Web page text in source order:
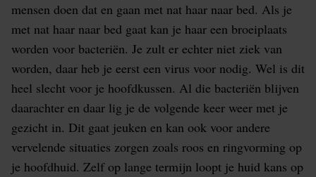
mensen doen dat en gaan met nat haar naar bed. Als je
met nat haar naar bed gaat kan je haar een broeiplaats
worden voor bacteriën. Je zult er echter niet ziek van
worden, daar heb je eerst een virus voor nodig. Wel is dit
heel slecht voor je hoofdkussen. Al die bacteriën blijven
daarachter en daar lig je de volgende keer weer met je
gezicht in. Dit gaat jeuken en kan ook voor andere
vervelende situaties zorgen zoals roos en ringvorming op
je hoofdhuid. Zelf op lange termijn loopt je huid kans op